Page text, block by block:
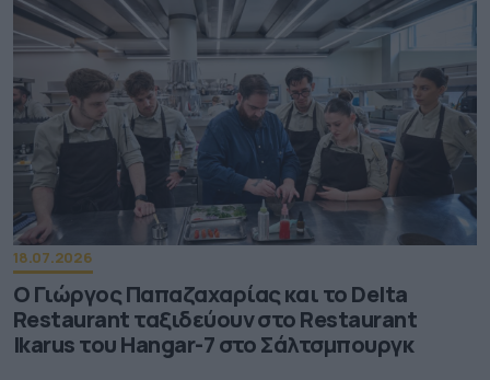
18.07.2026
Ο Γιώργος Παπαζαχαρίας και το Delta
Restaurant ταξιδεύουν στο Restaurant
Ikarus του Hangar-7 στο Σάλτσμπουργκ